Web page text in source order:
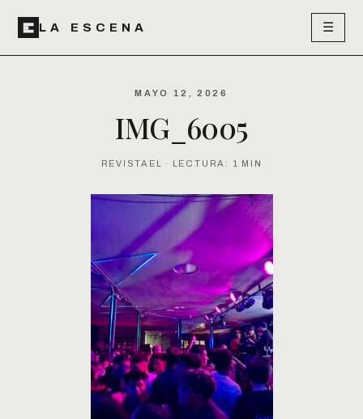
LA ESCENA ☰
MAYO 12, 2026
IMG_6005
REVISTAEL · LECTURA: 1 MIN